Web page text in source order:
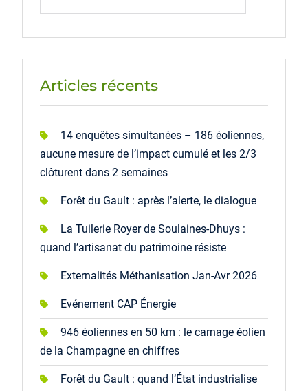
Articles récents
14 enquêtes simultanées – 186 éoliennes,
aucune mesure de l’impact cumulé et les 2/3
clôturent dans 2 semaines
Forêt du Gault : après l’alerte, le dialogue
La Tuilerie Royer de Soulaines-Dhuys :
quand l’artisanat du patrimoine résiste
Externalités Méthanisation Jan-Avr 2026
Evénement CAP Énergie
946 éoliennes en 50 km : le carnage éolien
de la Champagne en chiffres
Forêt du Gault : quand l’État industrialise